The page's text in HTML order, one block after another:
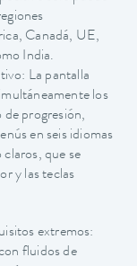
Canadá, UE,
India.
La pantalla
los
de progresión,
en seis idiomas
que se
y las teclas
extremos:
fluidos de